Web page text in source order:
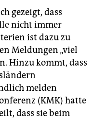
gezeigt, dass
nicht immer
ist dazu zu
Meldungen „viel
Hinzu kommt, dass
melden
(KMK) hatte
dass sie beim